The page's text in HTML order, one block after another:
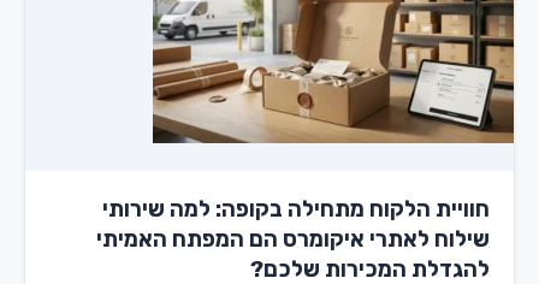
חוויית הלקוח מתחילה בקופה: למה שירותי
שילוח לאתרי איקומרס הם המפתח האמיתי
להגדלת המכירות שלכם?